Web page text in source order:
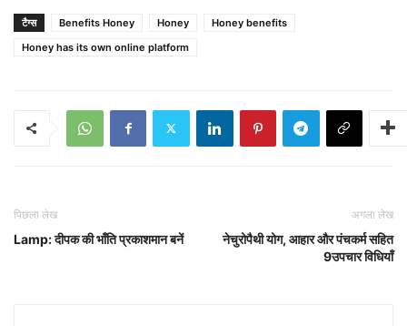
टैग्स Benefits Honey Honey
Honey benefits
Honey has its own online platform
पिछला लेख
Lamp: दीपक की भाँति प्रकाशमान बनें
अगला लेख
नेचुरोपैथी योग, आहार और पंचकर्म सहित
9उपचार विधियाँ